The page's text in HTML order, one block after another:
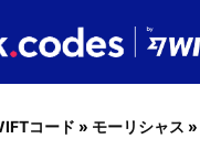
コード » モーリシャス »